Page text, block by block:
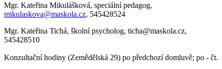
Mgr. Kateřina Mikulášková, speciální pedagog,
mikulaskova@maskola.cz, 545428524
Mgr. Kateřina Tichá, školní psycholog, ticha@maskola.cz,
545428510
Konzultační hodiny (Zemědělská 29) po předchozí domluvě; po - čt.